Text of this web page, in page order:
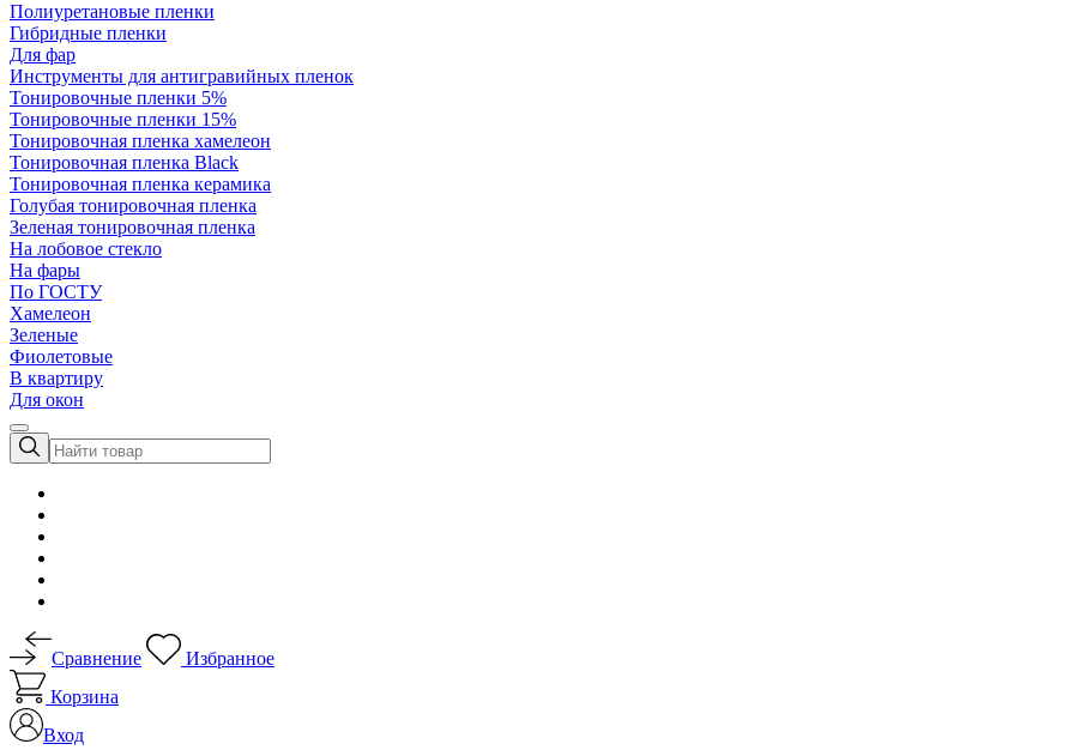
Полиуретановые пленки
Гибридные пленки
Для фар
Инструменты для антигравийных пленок
Тонировочные пленки 5%
Тонировочные пленки 15%
Тонировочная пленка хамелеон
Тонировочная пленка Black
Тонировочная пленка керамика
Голубая тонировочная пленка
Зеленая тонировочная пленка
На лобовое стекло
На фары
По ГОСТУ
Хамелеон
Зеленые
Фиолетовые
В квартиру
Для окон
Сравнение
Избранное
Корзина
Вход